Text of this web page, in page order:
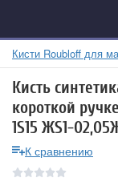
Кисти Roubloff для
Кисть
короткой
1S15 ЖS1-
К сравнению